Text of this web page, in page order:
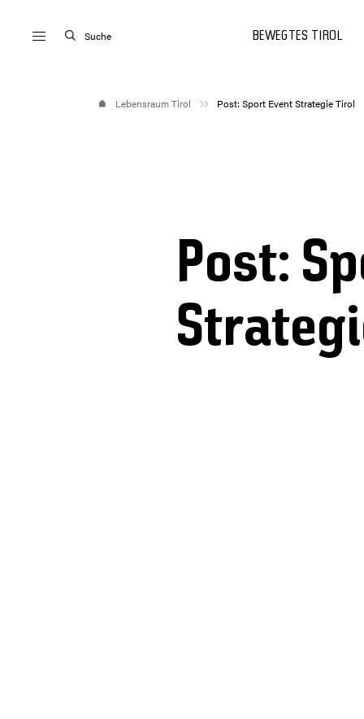
Suche BEWEGTES TIROL
Lebensraum Tirol Post: Sport Event Strategie Tirol
Post: